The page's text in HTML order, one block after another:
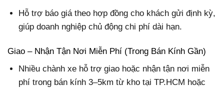
Hỗ trợ báo giá theo hợp đồng cho khách gửi định kỳ,
giúp doanh nghiệp chủ động chi phí dài hạn.
Giao – Nhận Tận Nơi Miễn Phí (Trong Bán Kính Gần)
Nhiều chành xe hỗ trợ giao hoặc nhận tận nơi miễn
phí trong bán kính 3–5km từ kho tại TP.HCM hoặc